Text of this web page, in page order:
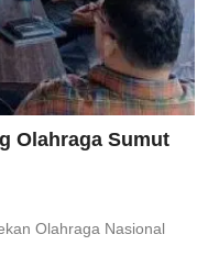
Olahraga Sumut
Olahraga Nasional